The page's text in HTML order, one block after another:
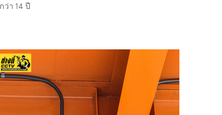
า 14 ปี